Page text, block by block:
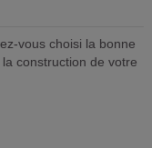
vous choisi la bonne
construction de votre